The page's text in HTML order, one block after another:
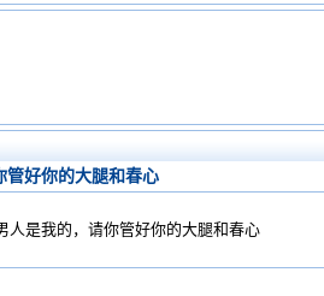
管好你的大腿和春心
人是我的，请你管好你的大腿和春心